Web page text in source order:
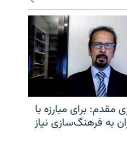
مقدم: برای مبارزه با
به فرهنگ‌سازی نیاز